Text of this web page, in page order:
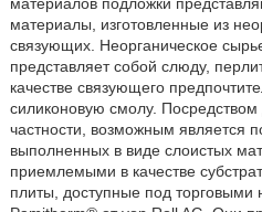
материалы, изготовленные из
связующих. Неорганическое
представляет собой слюду,
качестве связующего
силиконовую смолу.
частности, возможным является
выполненных в виде слоистых
приемлемыми в качестве
плиты, доступные под торговыми